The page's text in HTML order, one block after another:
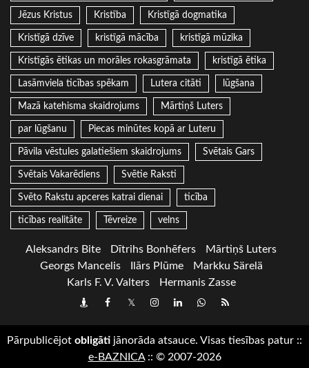
Jēzus Kristus Kristība Kristīgā dogmatika
Kristīgā dzīve kristīgā mācība kristīgā mūzika
Kristīgās ētikas un morāles rokasgrāmata kristīgā ētika
Lasāmviela ticības spēkam Lutera citāti lūgšana
Mazā katehisma skaidrojums Mārtiņš Luters
par lūgšanu Piecas minūtes kopā ar Luteru
Pāvila vēstules galatiešiem skaidrojums Svētais Gars
Svētais Vakarēdiens Svētie Raksti
Svēto Rakstu apceres katrai dienai ticība
ticības realitāte Tēvreize velns
Aleksandrs Bite Dītrihs Bonhēfers
Mārtiņš Luters
Georgs Mancelis
Ilārs Plūme
Markku Särelä
Karls F. V. Valters
Hermanis Zasse
DraugiemFacebook
TwitterInstagram
LinkedInwhatsapp
RSS
Pārpublicējot obligāti jānorāda atsauce. Visas tiesības patur ::
e-BAZNICA:: © 2007-2026